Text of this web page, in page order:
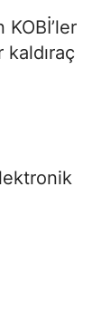
KOBİ’ler